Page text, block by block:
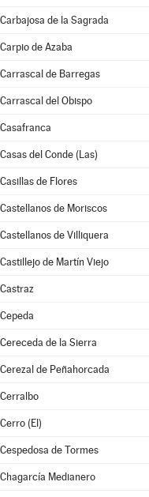
Carbajosa de la Sagrada
Carpio de Azaba
Carrascal de Barregas
Carrascal del Obispo
Casafranca
Casas del Conde (Las)
Casillas de Flores
Castellanos de Moriscos
Castellanos de Villiquera
Castillejo de Martín Viejo
Castraz
Cepeda
Cereceda de la Sierra
Cerezal de Peñahorcada
Cerralbo
Cerro (El)
Cespedosa de Tormes
Chagarcía Medianero